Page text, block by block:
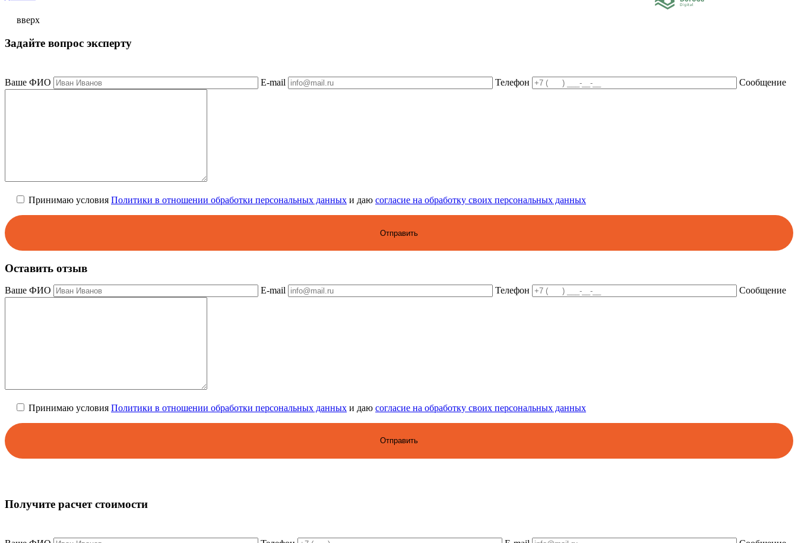
вверх
Задайте вопрос эксперту
Ваше ФИО E-mail Телефон Сообщение
Принимаю условия Политики в отношении обработки персональных данных и даю согласие на обработку своих персональных данных
Оставить отзыв
Ваше ФИО E-mail Телефон Сообщение
Принимаю условия Политики в отношении обработки персональных данных и даю согласие на обработку своих персональных данных
Получите расчет стоимости